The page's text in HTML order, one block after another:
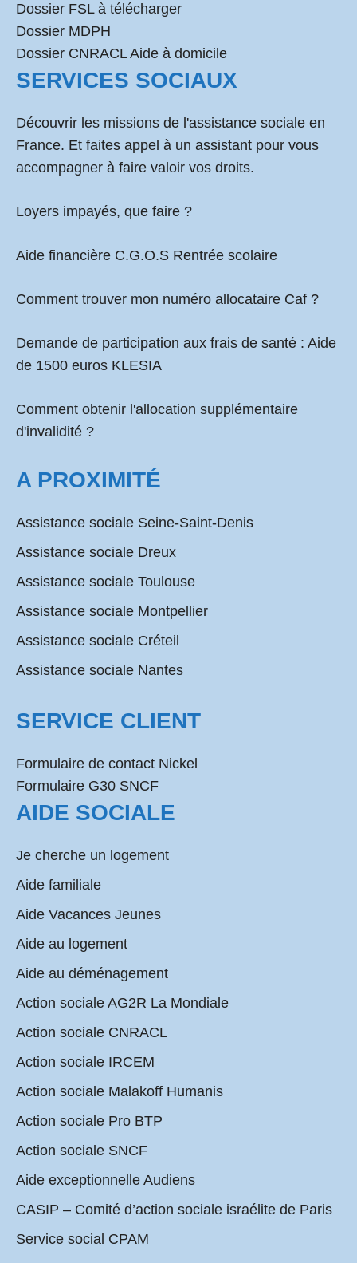
Dossier FSL à télécharger
Dossier MDPH
Dossier CNRACL Aide à domicile
SERVICES SOCIAUX
Découvrir les missions de l'assistance sociale en
France. Et faites appel à un assistant pour vous
accompagner à faire valoir vos droits.
Loyers impayés, que faire ?
Aide financière C.G.O.S Rentrée scolaire
Comment trouver mon numéro allocataire Caf ?
Demande de participation aux frais de santé : Aide
de 1500 euros KLESIA
Comment obtenir l'allocation supplémentaire
d'invalidité ?
A PROXIMITÉ
Assistance sociale Seine-Saint-Denis
Assistance sociale Dreux
Assistance sociale Toulouse
Assistance sociale Montpellier
Assistance sociale Créteil
Assistance sociale Nantes
SERVICE CLIENT
Formulaire de contact Nickel
Formulaire G30 SNCF
AIDE SOCIALE
Je cherche un logement
Aide familiale
Aide Vacances Jeunes
Aide au logement
Aide au déménagement
Action sociale AG2R La Mondiale
Action sociale CNRACL
Action sociale IRCEM
Action sociale Malakoff Humanis
Action sociale Pro BTP
Action sociale SNCF
Aide exceptionnelle Audiens
CASIP – Comité d’action sociale israélite de Paris
Service social CPAM